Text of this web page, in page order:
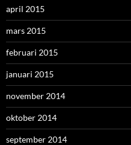
april 2015
mars 2015
februari 2015
januari 2015
november 2014
oktober 2014
september 2014